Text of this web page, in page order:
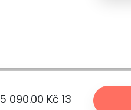
5 090.00 Kč 13